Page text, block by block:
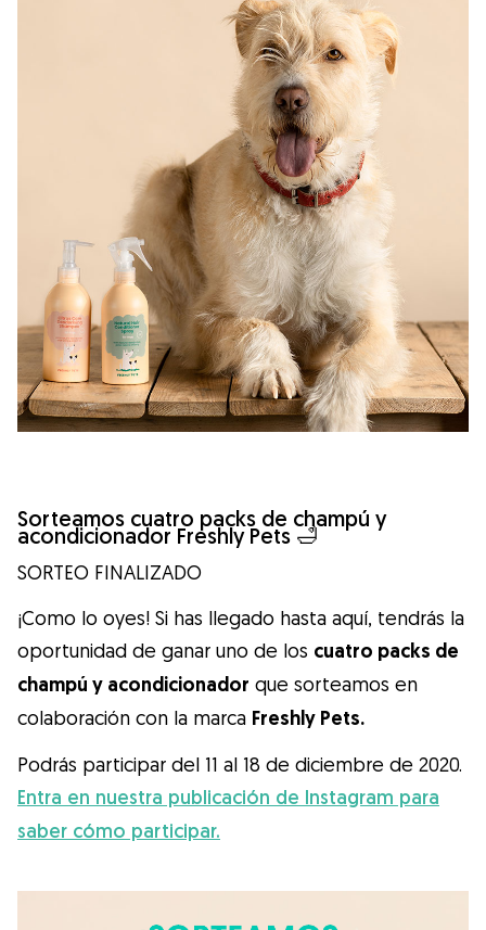
Sorteamos cuatro packs de champú y
acondicionador Freshly Pets 🛁
SORTEO FINALIZADO
¡Como lo oyes! Si has llegado hasta aquí, tendrás la
oportunidad de ganar uno de los cuatro packs de
champú y acondicionador que sorteamos en
colaboración con la marca Freshly Pets.
Podrás participar del 11 al 18 de diciembre de 2020.
Entra en nuestra publicación de Instagram para
saber cómo participar.